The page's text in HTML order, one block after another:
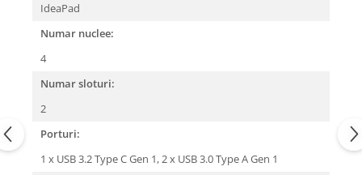
IdeaPad
Numar nuclee:
4
Numar sloturi:
2
Porturi:
1 x USB 3.2 Type C Gen 1,2 x USB 3.0 Type A Gen 1